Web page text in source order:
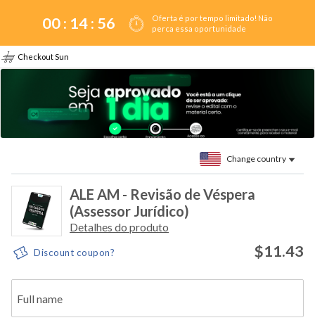
00 : 14: 55
Oferta é por tempo limitado! Não
perca essa oportunidade
Checkout Sun
Change country
ALE AM - Revisão de Véspera
(Assessor Jurídico)
Detalhes do produto
Discount coupon? $11.43
Full name